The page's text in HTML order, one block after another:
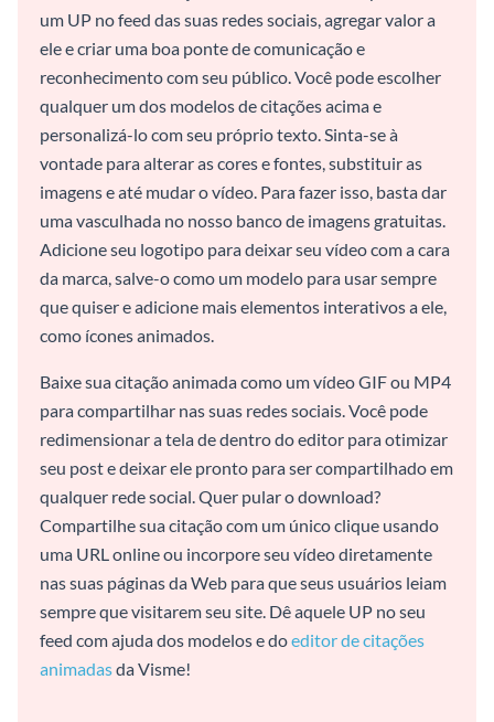
um UP no feed das suas redes sociais, agregar valor a
ele e criar uma boa ponte de comunicação e
reconhecimento com seu público. Você pode escolher
qualquer um dos modelos de citações acima e
personalizá-lo com seu próprio texto. Sinta-se à
vontade para alterar as cores e fontes, substituir as
imagens e até mudar o vídeo. Para fazer isso, basta dar
uma vasculhada no nosso banco de imagens gratuitas.
Adicione seu logotipo para deixar seu vídeo com a cara
da marca, salve-o como um modelo para usar sempre
que quiser e adicione mais elementos interativos a ele,
como ícones animados.
Baixe sua citação animada como um vídeo GIF ou MP4
para compartilhar nas suas redes sociais. Você pode
redimensionar a tela de dentro do editor para otimizar
seu post e deixar ele pronto para ser compartilhado em
qualquer rede social. Quer pular o download?
Compartilhe sua citação com um único clique usando
uma URL online ou incorpore seu vídeo diretamente
nas suas páginas da Web para que seus usuários leiam
sempre que visitarem seu site. Dê aquele UP no seu
feed com ajuda dos modelos e doeditor de citações
animadasda Visme!